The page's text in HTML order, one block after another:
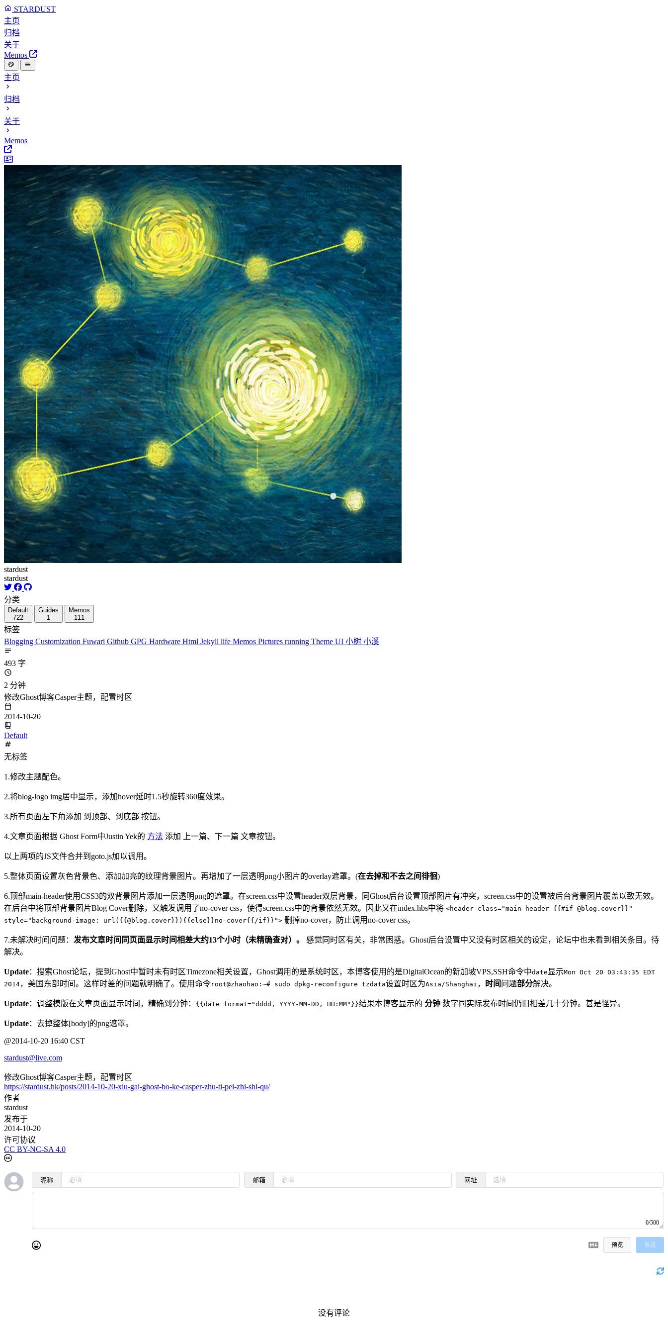
STARDUST
主页
归档
关于
Memos
主页
归档
关于
Memos
stardust
stardust
分类
Default
722
Guides
1
Memos
111
标签
Blogging Customization Fuwari Github GPG Hardware Html Jekyll life Memos Pictures running Theme UI 小树 小溪
493 字
2 分钟
修改Ghost博客Casper主题，配置时区
2014-10-20
Default
无标签
1.修改主题配色。
2.将blog-logo img居中显示，添加hover延时1.5秒旋转360度效果。
3.所有页面左下角添加 到顶部、到底部 按钮。
4.文章页面根据 Ghost Form中Justin Yek的 方法 添加 上一篇、下一篇 文章按钮。
以上两项的JS文件合并到goto.js加以调用。
5.整体页面设置灰色背景色、添加加亮的纹理背景图片。再增加了一层透明png小图片的overlay遮罩。(在去掉和不去之间徘徊)
6.顶部main-header使用CSS3的双背景图片添加一层透明png的遮罩。在screen.css中设置header双层背景，同Ghost后台设置顶部图片有冲突，screen.css中的设置被后台背景图片覆盖以致无效。
在后台中将顶部背景图片Blog Cover删除，又触发调用了no-cover css，使得screen.css中的背景依然无效。因此又在index.hbs中将 <header class="main-header {{#if @blog.cover}}"
style="background-image: url({{@blog.cover}}){{else}}no-cover{{/if}}"> 删掉no-cover，防止调用no-cover css。
7.未解决时间问题： 发布文章时间同页面显示时间相差大约13个小时（未精确查对）。
感觉同时区有关，非常困惑。Ghost后台设置中又没有时区相关的设定，论坛中也未看到相关条目。待
解决。
Update：搜索Ghost论坛，提到Ghost中暂时未有时区Timezone相关设置，Ghost调用的是系统时区，本博客使用的是DigitalOcean的新加坡VPS,SSH命令中date 显示Mon Oct 20 03:43:35 EDT
2014，美国东部时间。这样时差的问题就明确了。使用命令root@zhaohao:~# sudo dpkg-reconfigure tzdata设置时区为Asia/Shanghai ， 时间 问题部分解决。
Update：调整模版在文章页面显示时间，精确到分钟： {{date format="dddd, YYYY-MM-DD, HH:MM"}}结果本博客显示的 分钟 数字同实际发布时间仍旧相差几十分钟。甚是怪异。
Update：去掉整体[body]的png遮罩。
@2014-10-20 16:40 CST
stardust@live.com
修改Ghost博客Casper主题，配置时区
https://stardust.hk/posts/2014-10-20-xiu-gai-ghost-bo-ke-casper-zhu-ti-pei-zhi-shi-qu/
作者
stardust
发布于
2014-10-20
许可协议
CC BY-NC-SA 4.0
昵称 邮箱 网址
0/500
预览 发送
没有评论